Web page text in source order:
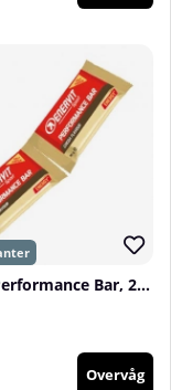
Enervit Performance Bar, 2 x 30 g
Overvåg